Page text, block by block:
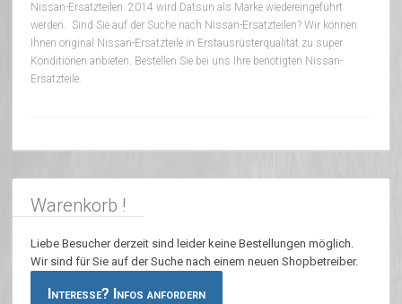
Nissan-Ersatzteilen. 2014 wird Datsun als Marke wiedereingeführt
werden. Sind Sie auf der Suche nach Nissan-Ersatzteilen? Wir können
Ihnen original Nissan-Ersatzteile in Erstausrüsterqualität zu super
Konditionen anbieten. Bestellen Sie bei uns Ihre benötigten Nissan-
Ersatzteile.
Warenkorb !
Liebe Besucher derzeit sind leider keine Bestellungen möglich.
Wir sind für Sie auf der Suche nach einem neuen Shopbetreiber.
Interesse? Infos anfordern